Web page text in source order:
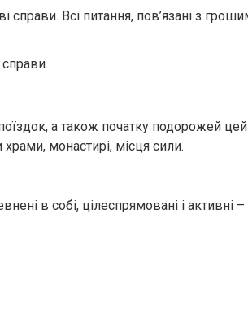
справи. Всі питання, пов’язані з
а також початку подорожей
монастирі, місця сили.
в собі, цілеспрямовані і активні